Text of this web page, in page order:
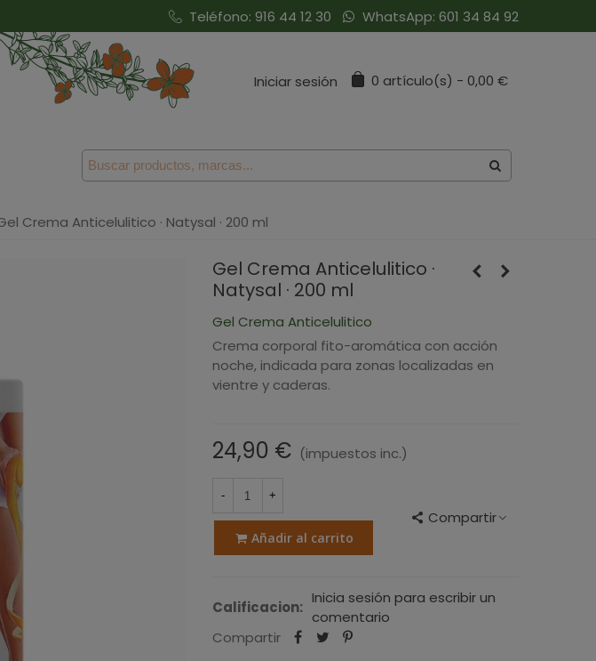
Teléfono: 916 44 12 30 WhatsApp: 601 34 84 92
Iniciar sesión 0 artículo(s) - 0,00 €
Crema Anticelulitico · Natysal · 200 ml
Gel Crema Anticelulitico ·
Natysal · 200 ml
Gel Crema Anticelulitico
Crema corporal fito-aromática con acción
noche, indicada para zonas localizadas en
vientre y caderas.
24,90 € (impuestos inc.)
- +
Añadir al carrito
Compartir
Calificacion:
Inicia sesión para escribir un
comentario
Compartir